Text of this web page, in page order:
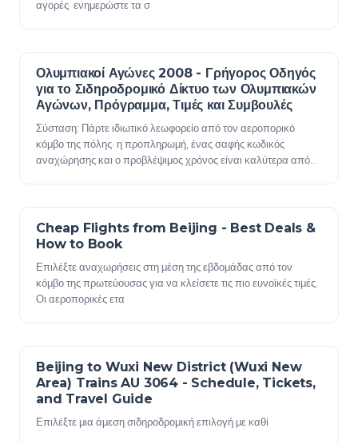
αγορές· ενημερώστε τα σ
23 Δεκεμβρίου 2025
Ολυμπιακοί Αγώνες 2008 - Γρήγορος Οδηγός
για το Σιδηροδρομικό Δίκτυο των Ολυμπιακών
Αγώνων, Πρόγραμμα, Τιμές και Συμβουλές
Σύσταση: Πάρτε ιδιωτικό λεωφορείο από τον αεροπορικό
κόμβο της πόλης· η προπληρωμή, ένας σαφής κωδικός
αναχώρησης και ο προβλέψιμος χρόνος είναι καλύτερα από
23 Δεκεμβρίου 2025
Cheap Flights from Beijing - Best Deals &
How to Book
Επιλέξτε αναχωρήσεις στη μέση της εβδομάδας από τον
κόμβο της πρωτεύουσας για να κλείσετε τις πιο ευνοϊκές τιμές.
Οι αεροπορικές ετα
23 Δεκεμβρίου 2025
Beijing to Wuxi New District (Wuxi New
Area) Trains AU 3064 - Schedule, Tickets,
and Travel Guide
Επιλέξτε μια άμεση σιδηροδρομική επιλογή με καθί